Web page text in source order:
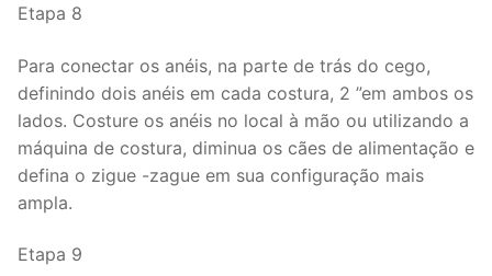
Etapa 8
Para conectar os anéis, na parte de trás do cego,
definindo dois anéis em cada costura, 2 ”em ambos os
lados. Costure os anéis no local à mão ou utilizando a
máquina de costura, diminua os cães de alimentação e
defina o zigue -zague em sua configuração mais
ampla.
Etapa 9